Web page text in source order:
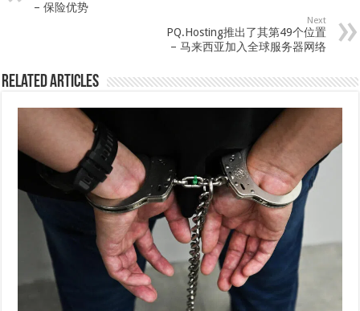
– 保险优势
Next
PQ.Hosting推出了其第49个位置
– 马来西亚加入全球服务器网络
Related Articles